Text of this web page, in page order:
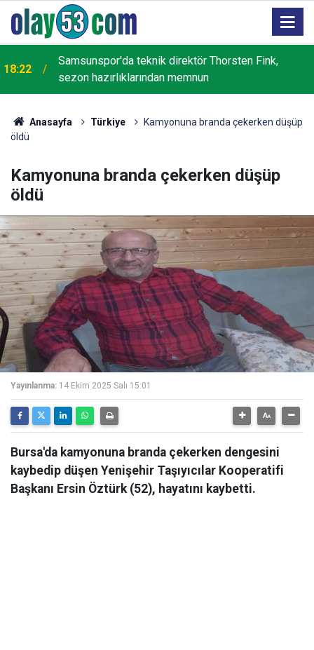
18:22
Samsunspor'da teknik direktör Thorsten Fink,
sezon hazırlıklarından memnun
Anasayfa Türkiye
Kamyonuna branda çekerken düşüp
öldü
Kamyonuna branda çekerken düşüp
öldü
Yayınlanma: 14 Ekim 2025 Salı 15:01
Bursa'da kamyonuna branda çekerken dengesini
kaybedip düşen Yenişehir Taşıyıcılar Kooperatifi
Başkanı Ersin Öztürk (52), hayatını kaybetti.